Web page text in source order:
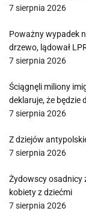
7 sierpnia 2026
Poważny wypadek
drzewo, lądował
7 sierpnia 2026
Ściągnęli miliony
deklaruje, że będzie
7 sierpnia 2026
Z dziejów
7 sierpnia 2026
Żydowscy osadnicy
kobiety z dziećmi
7 sierpnia 2026